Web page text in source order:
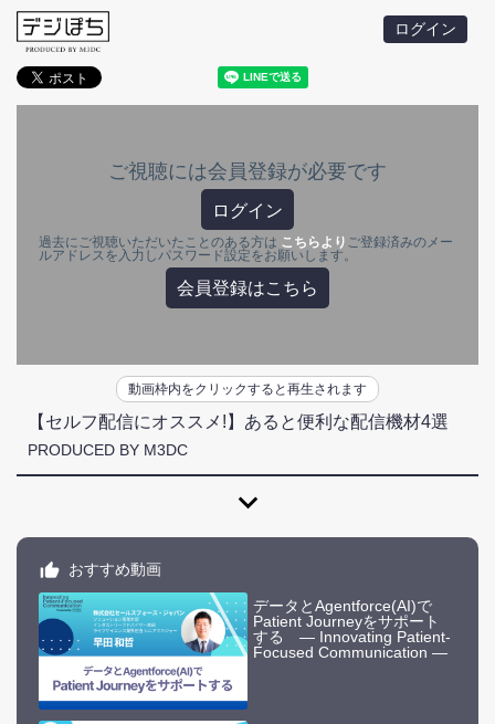
ログイン
ご視聴には会員登録が必要です
ログイン
過去にご視聴いただいたことのある方は こちらより ご登録済みのメー
ルアドレスを入力しパスワード設定をお願いします。
会員登録はこちら
動画枠内をクリックすると再生されます
【セルフ配信にオススメ!】あると便利な配信機材4選
PRODUCED BY M3DC
expand_more
おすすめ動画
データとAgentforce(AI)で
Patient Journeyをサポート
する ― Innovating Patient-
Focused Communication ―